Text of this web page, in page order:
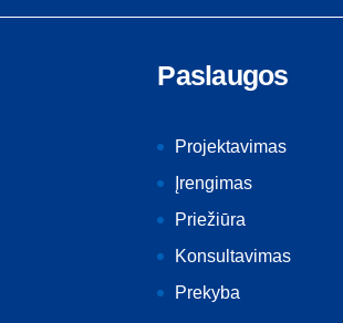
Paslaugos
Projektavimas
Įrengimas
Priežiūra
Konsultavimas
Prekyba